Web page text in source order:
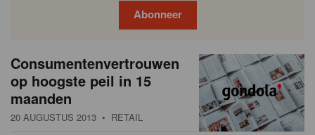
Abonneer
N
e
Consumentenvertrouwen
op hoogste peil in 15
maanden
20 AUGUSTUS 2013 • RETAIL
P
a
g
i
Vorige
Page
Page
Page
Page
Current
page
Page
Page
Page
Page
Volgende
academy
society